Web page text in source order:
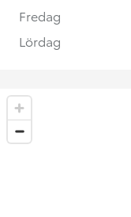
Fredag
Lördag